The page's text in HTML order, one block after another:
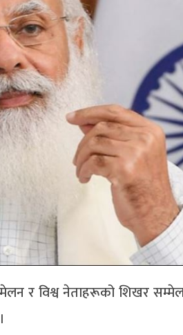
र विश्व नेताहरूको शिखर